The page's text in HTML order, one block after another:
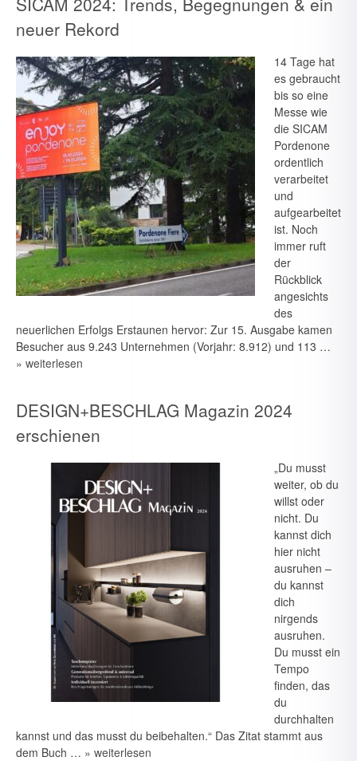
neuer Rekord
14 Tage hat
es gebraucht
bis so eine
Messe wie
die SICAM
Pordenone
ordentlich
verarbeitet
und
aufgearbeitet
ist. Noch
immer ruft
der
Rückblick
angesichts
des
neuerlichen Erfolgs Erstaunen hervor: Zur 15. Ausgabe kamen
Besucher aus 9.243 Unternehmen (Vorjahr: 8.912) und 113 …
» weiterlesen
DESIGN+BESCHLAG Magazin 2024
erschienen
„Du musst
weiter, ob du
willst oder
nicht. Du
kannst dich
hier nicht
ausruhen –
du kannst
dich
nirgends
ausruhen.
Du musst ein
Tempo
finden, das
du
durchhalten
kannst und das musst du beibehalten.“ Das Zitat stammt aus
dem Buch … » weiterlesen